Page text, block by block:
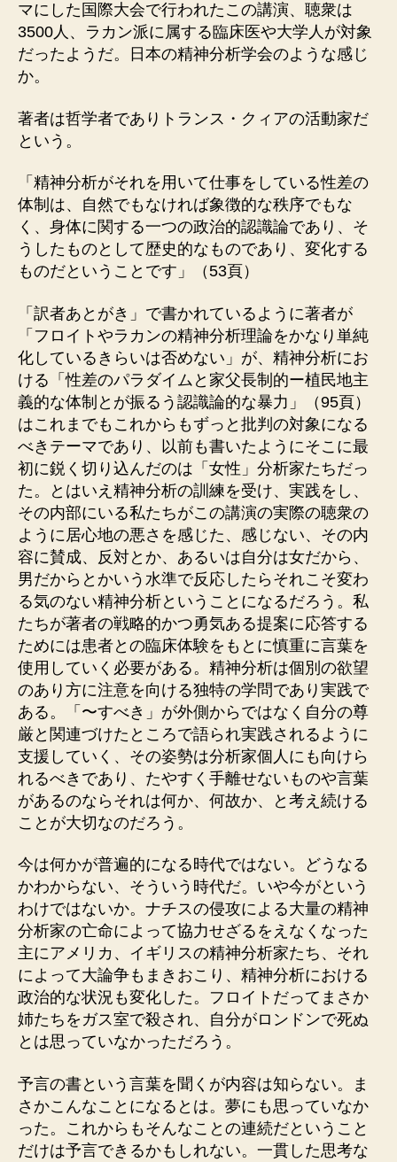
マにした国際大会で行われたこの講演、聴衆は
3500人、ラカン派に属する臨床医や大学人が対象
だったようだ。日本の精神分析学会のような感じ
か。
著者は哲学者でありトランス・クィアの活動家だ
という。
「精神分析がそれを用いて仕事をしている性差の
体制は、自然でもなければ象徴的な秩序でもな
く、身体に関する一つの政治的認識論であり、そ
うしたものとして歴史的なものであり、変化する
ものだということです」（53頁）
「訳者あとがき」で書かれているように著者が
「フロイトやラカンの精神分析理論をかなり単純
化しているきらいは否めない」が、精神分析にお
ける「性差のパラダイムと家父長制的ー植民地主
義的な体制とが振るう認識論的な暴力」（95頁）
はこれまでもこれからもずっと批判の対象になる
べきテーマであり、以前も書いたようにそこに最
初に鋭く切り込んだのは「女性」分析家たちだっ
た。とはいえ精神分析の訓練を受け、実践をし、
その内部にいる私たちがこの講演の実際の聴衆の
ように居心地の悪さを感じた、感じない、その内
容に賛成、反対とか、あるいは自分は女だから、
男だからとかいう水準で反応したらそれこそ変わ
る気のない精神分析ということになるだろう。私
たちが著者の戦略的かつ勇気ある提案に応答する
ためには患者との臨床体験をもとに慎重に言葉を
使用していく必要がある。精神分析は個別の欲望
のあり方に注意を向ける独特の学問であり実践で
ある。「〜すべき」が外側からではなく自分の尊
厳と関連づけたところで語られ実践されるように
支援していく、その姿勢は分析家個人にも向けら
れるべきであり、たやすく手離せないものや言葉
があるのならそれは何か、何故か、と考え続ける
ことが大切なのだろう。
今は何かが普遍的になる時代ではない。どうなる
かわからない、そういう時代だ。いや今がという
わけではないか。ナチスの侵攻による大量の精神
分析家の亡命によって協力せざるをえなくなった
主にアメリカ、イギリスの精神分析家たち、それ
によって大論争もまきおこり、精神分析における
政治的な状況も変化した。フロイトだってまさか
姉たちをガス室で殺され、自分がロンドンで死ぬ
とは思っていなかっただろう。
予言の書という言葉を聞くが内容は知らない。ま
さかこんなことになるとは。夢にも思っていなか
った。これからもそんなことの連続だということ
だけは予言できるかもしれない。一貫した思考な